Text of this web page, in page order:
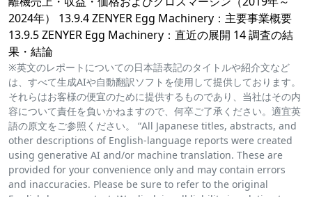
2024年） 13.9.4 ZENYER Egg Machinery：主要事業概要
13.9.5 ZENYER Egg Machinery：直近の展開 14 調査の結
果・結論
※英文のレポートについての日本語表記のタイトルや紹介文など
は、すべて生成AIや自動翻訳ソフトを使用して提供しております。
それらはお客様の便宜のために提供するものであり、当社はその内
容について責任を負いかねますので、何卒ご了承ください。適宜英
語の原文をご参照ください。 “All Japanese titles, abstracts, and
other descriptions of English-language reports were created
using generative AI and/or machine translation. These are
provided for your convenience only and may contain errors
and inaccuracies. Please be sure to refer to the original